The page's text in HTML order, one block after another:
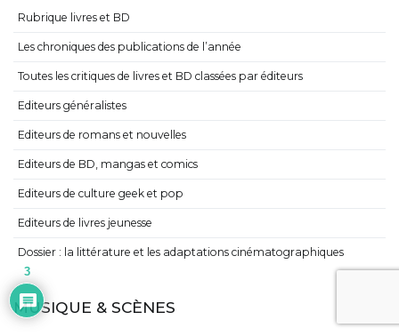
Rubrique livres et BD
Les chroniques des publications de l’année
Toutes les critiques de livres et BD classées par éditeurs
Editeurs généralistes
Editeurs de romans et nouvelles
Editeurs de BD, mangas et comics
Editeurs de culture geek et pop
Editeurs de livres jeunesse
Dossier : la littérature et les adaptations cinématographiques
MUSIQUE & SCÈNES
3